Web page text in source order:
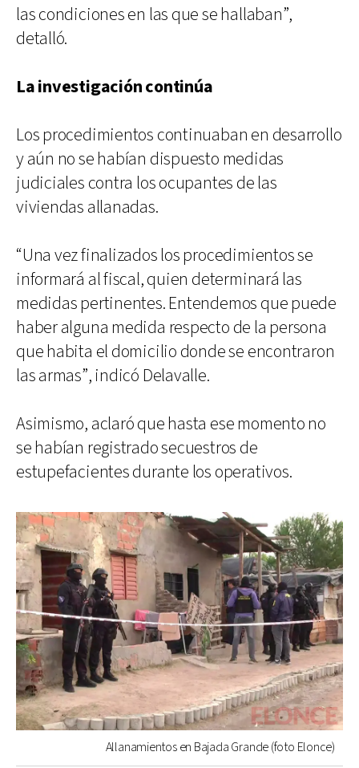
las condiciones en las que se hallaban”,
detalló.
La investigación continúa
Los procedimientos continuaban en desarrollo
y aún no se habían dispuesto medidas
judiciales contra los ocupantes de las
viviendas allanadas.
“Una vez finalizados los procedimientos se
informará al fiscal, quien determinará las
medidas pertinentes. Entendemos que puede
haber alguna medida respecto de la persona
que habita el domicilio donde se encontraron
las armas”, indicó Delavalle.
Asimismo, aclaró que hasta ese momento no
se habían registrado secuestros de
estupefacientes durante los operativos.
Allanamientos en Bajada Grande (foto Elonce)